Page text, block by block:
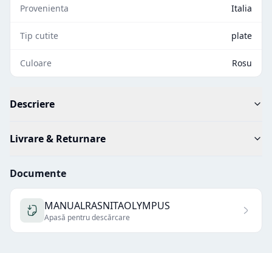
Provenienta Italia
Tip cutite plate
Culoare Rosu
Descriere
Livrare & Returnare
Documente
MANUALRASNITAOLYMPUS
Apasă pentru descărcare